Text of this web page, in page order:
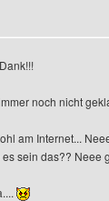
anzeigen
noch nicht
am Internet...
es sein das?? Neee